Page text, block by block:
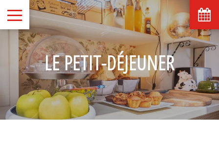
LE PETIT-DÉJEUNER
août
lun jeu ven sam dim
1
-
2
4
-
5
-
6
-
7
-
8
- -
11
-
12
-
13
-
14
-
15
-
16
-
17
-
18
-
19 20
-
21
-
22 23
-